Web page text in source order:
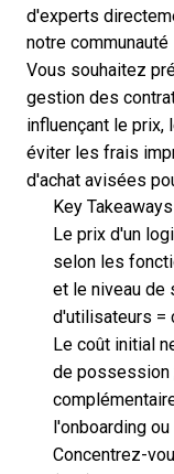
d'experts
notre communauté
Vous souhaitez
gestion des
influençant le
éviter les frais
d'achat avisées
Key Takeaways
Le prix d'un
selon les
et le niveau de
d'utilisateurs =
Le coût initial
de possession
l'onboarding
Concentrez-